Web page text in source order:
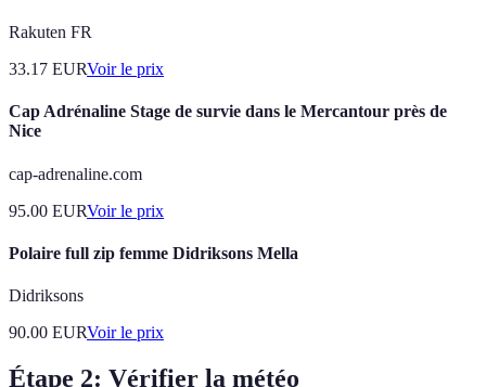
Rakuten FR
33.17 EURVoir le prix
Cap Adrénaline Stage de survie dans le Mercantour près de
Nice
cap-adrenaline.com
95.00 EURVoir le prix
Polaire full zip femme Didriksons Mella
Didriksons
90.00 EURVoir le prix
Étape 2: Vérifier la météo